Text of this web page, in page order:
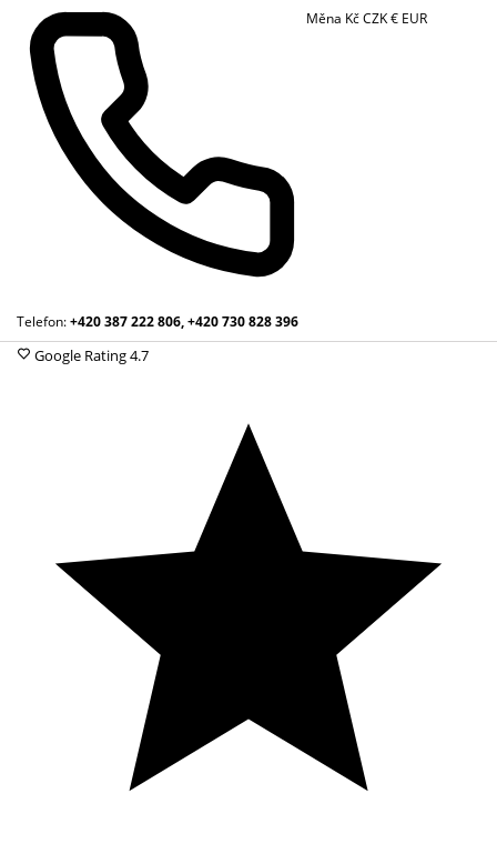
Telefon:+420 387 222 806, +420 730 828 396
Měna KčCZK€ EUR
Google Rating4.7